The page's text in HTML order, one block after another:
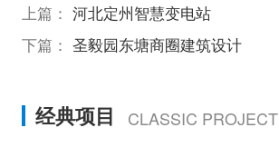
上篇： 河北定州智慧变电站
下篇： 圣毅园东塘商圈建筑设计
经典项目 CLASSIC PROJECT